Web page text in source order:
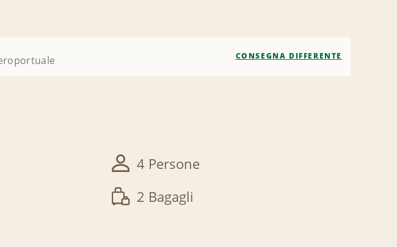
CONSEGNA DIFFERENTE
4 Persone
2 Bagagli